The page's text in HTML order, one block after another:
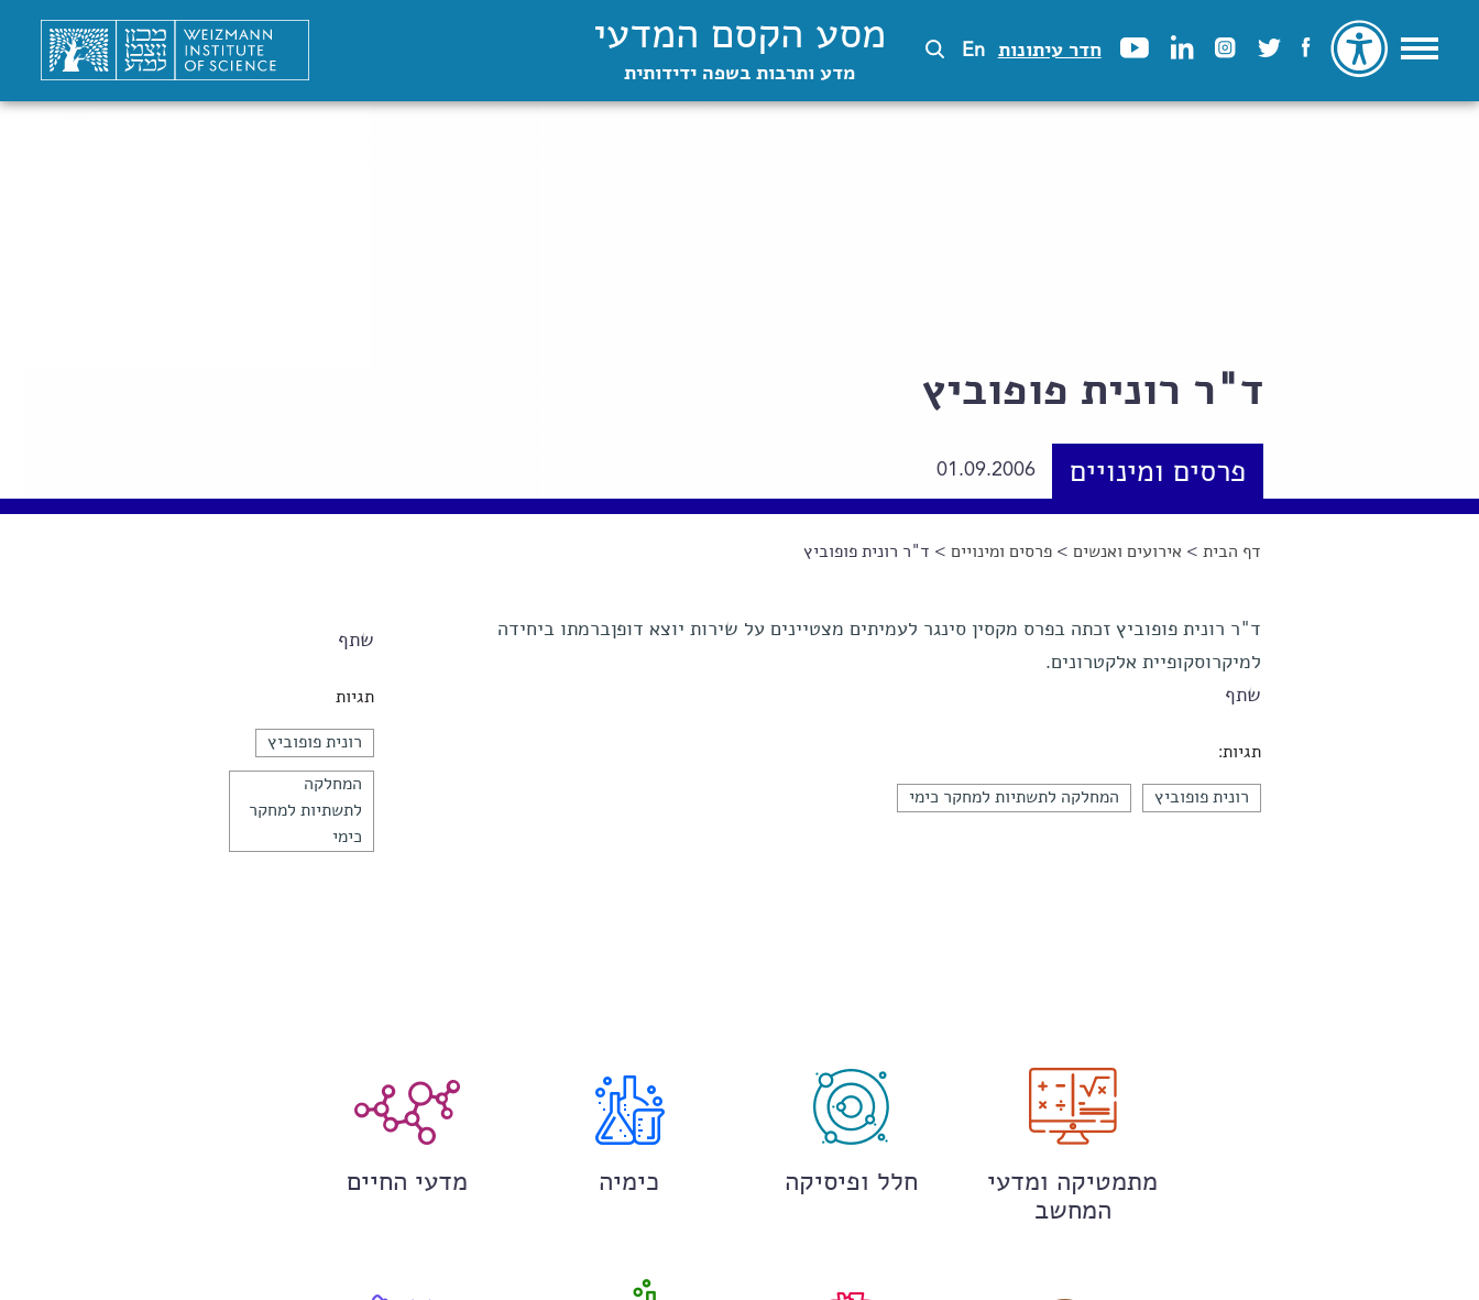
חדר עיתונות En מסע הקסם המדעי
מדע ותרבות בשפה ידידותית
ד"ר רונית פופוביץ
פרסים ומינויים 01.09.2006
הינך נמצא כאן
דף הבית > אירועים ואנשים >פרסים ומינויים > ד"ר רונית פופוביץ
שתף
תגיות
רונית פופוביץ
המחלקה
לתשתיות למחקר
כימי
ד"ר רונית פופוביץ זכתה בפרס מקסין סינגר לעמיתים מצטיינים על שירות יוצא דופןברמתו ביחידה
למיקרוסקופיית אלקטרונים.
שתף
תגיות:
רונית פופוביץ המחלקה לתשתיות למחקר כימי
מתמטיקה ומדעי
המחשב
חלל ופיסיקה כימיה מדעי החיים